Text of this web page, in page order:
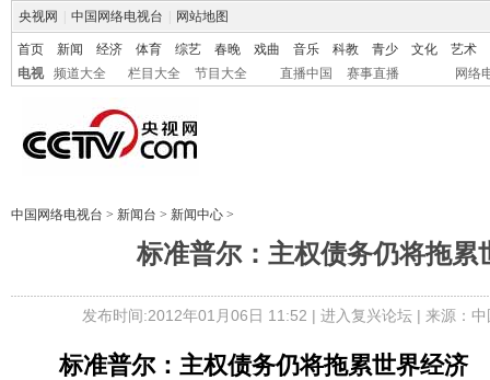
央视网 中国网络电视台 网站地图
首页 新闻 经济 体育 综艺 春晚 戏曲 音乐 科教 青少 文化
艺术
电视
频道大全 栏目大全 节目大全 直播中国 赛事直播 网络
中国网络电视台 > 新闻台 > 新闻中心 >
标准普尔：主权债务仍将拖累
发布时间:2012年01月06日 11:52 | 进入复兴论坛| 来源：
标准普尔：主权债务仍将拖累世界经济